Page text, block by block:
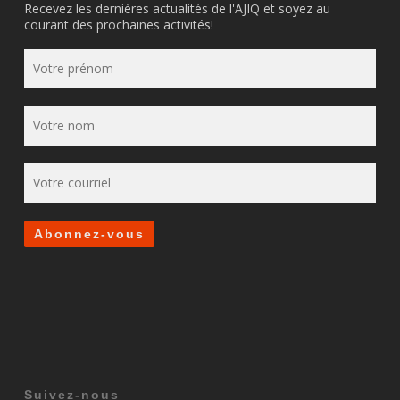
Recevez les dernières actualités de l'AJIQ et soyez au
courant des prochaines activités!
Suivez-nous